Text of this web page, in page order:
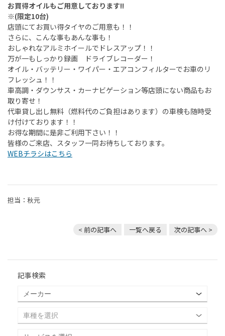
お買得オイルもご用意しております!!
※(限定10台)
店頭にてお買い得タイヤのご用意も！！
さらに、こんな事もあんな事も！
おしゃれなアルミホイールでドレスアップ！！
万が一もしっかり録画 ドライブレコーダー！
オイル・バッテリー・ワイパー・エアコンフィルターでお車のリ
フレッシュ！！
車高調・ダウンサス・カーナビゲーション等店頭にない商品もお
取り寄せ！
代車貸し出し無料（燃料代のご負担はあります）の車検も随時受
け付けております！！
お得な期間に是非ご利用下さい！！
皆様のご来店、スタッフ一同お待ちしております。
WEBチラシはこちら
担当：秋元
< 前の記事へ 一覧へ戻る 次の記事へ >
記事検索